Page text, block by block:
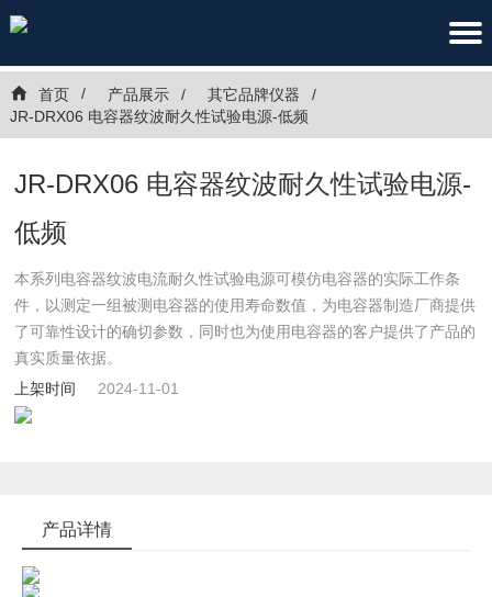
首页 产品展示
其它品牌仪器
JR-DRX06 电容器纹波耐久性试验电源-低频
JR-DRX06 电容器纹波耐久性试验电源-
低频
本系列电容器纹波电流耐久性试验电源可模仿电容器的实际工作条
件，以测定一组被测电容器的使用寿命数值，为电容器制造厂商提供
了可靠性设计的确切参数，同时也为使用电容器的客户提供了产品的
真实质量依据。
上架时间
2024-11-01
产品详情